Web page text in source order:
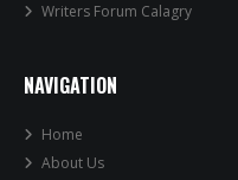
Writers Forum Calagry
NAVIGATION
Home
About Us